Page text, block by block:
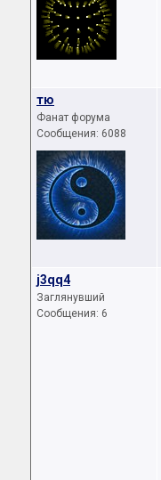
тю
Фанат форума
Сообщения: 6088
j3qq4
Заглянувший
Сообщения: 6